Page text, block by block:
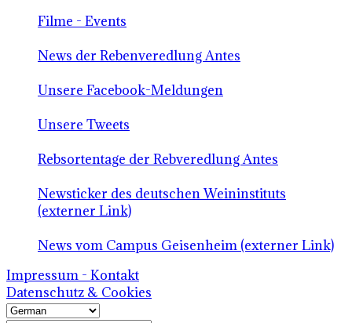
Filme - Events
News der Rebenveredlung Antes
Unsere Facebook-Meldungen
Unsere Tweets
Rebsortentage der Rebveredlung Antes
Newsticker des deutschen Weininstituts
(externer Link)
News vom Campus Geisenheim (externer Link)
Impressum - Kontakt
Datenschutz & Cookies